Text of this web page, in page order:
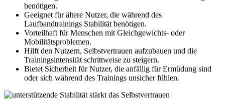
benötigen.
Geeignet für ältere Nutzer, die während des
Laufbandtrainings Stabilität benötigen.
Vorteilhaft für Menschen mit Gleichgewichts- oder
Mobilitätsproblemen.
Hilft den Nutzern, Selbstvertrauen aufzubauen und die
Trainingsintensität schrittweise zu steigern.
Bietet Sicherheit für Nutzer, die anfällig für Ermüdung sind
oder sich während des Trainings unsicher fühlen.